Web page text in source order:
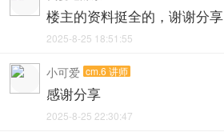
楼主的资料挺全的，谢谢分享
2025-8-25 18:51:55
小可爱 cm.6 讲师
感谢分享
2025-8-25 22:30:47